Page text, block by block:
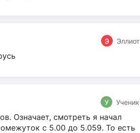
Э Эллиот
У Ученик
Означает, смотреть я начал
с 5.00 до 5.059. То есть